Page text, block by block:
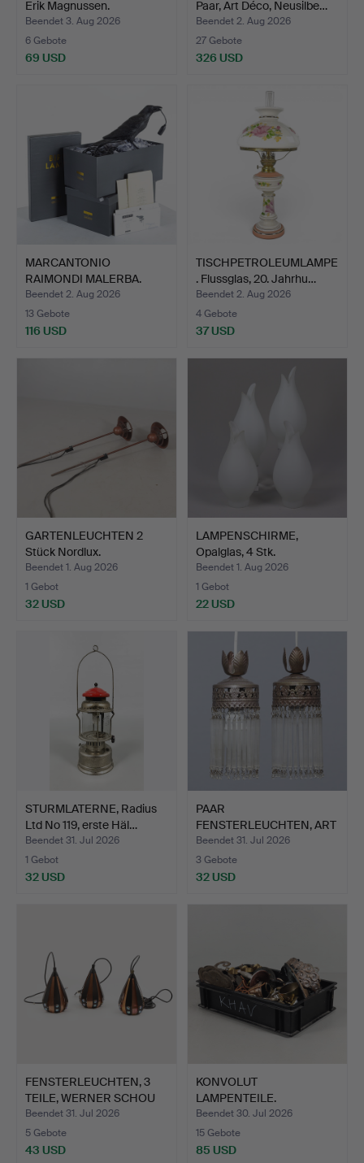
Erik Magnussen.
Beendet 3. Aug 2026
6 Gebote
69 USD
Paar, Art Déco, Neusilbe…
Beendet 2. Aug 2026
27 Gebote
326 USD
MARCANTONIO
RAIMONDI MALERBA.
Beleuchtung,…
Beendet 2. Aug 2026
13 Gebote
116 USD
TISCHPETROLEUMLAMPE
. Flussglas, 20. Jahrhu…
Beendet 2. Aug 2026
4 Gebote
37 USD
GARTENLEUCHTEN 2
Stück Nordlux.
Beendet 1. Aug 2026
1 Gebot
32 USD
LAMPENSCHIRME,
Opalglas, 4 Stk.
Beendet 1. Aug 2026
1 Gebot
22 USD
STURMLATERNE, Radius
Ltd No 119, erste Häl…
Beendet 31. Jul 2026
1 Gebot
32 USD
PAAR
FENSTERLEUCHTEN, ART
DECO, METALL MIT…
Beendet 31. Jul 2026
3 Gebote
32 USD
FENSTERLEUCHTEN, 3
TEILE, WERNER SCHOU
FÜR…
Beendet 31. Jul 2026
5 Gebote
43 USD
KONVOLUT
LAMPENTEILE.
Beendet 30. Jul 2026
15 Gebote
85 USD